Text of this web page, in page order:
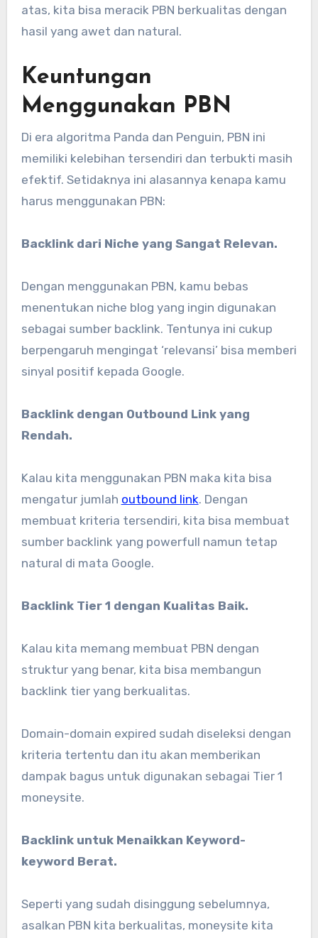
atas, kita bisa meracik PBN berkualitas dengan
hasil yang awet dan natural.
Keuntungan
Menggunakan PBN
Di era algoritma Panda dan Penguin, PBN ini
memiliki kelebihan tersendiri dan terbukti masih
efektif. Setidaknya ini alasannya kenapa kamu
harus menggunakan PBN:
Backlink dari Niche yang Sangat Relevan.
Dengan menggunakan PBN, kamu bebas
menentukan niche blog yang ingin digunakan
sebagai sumber backlink. Tentunya ini cukup
berpengaruh mengingat ‘relevansi’ bisa memberi
sinyal positif kepada Google.
Backlink dengan Outbound Link yang
Rendah.
Kalau kita menggunakan PBN maka kita bisa
mengatur jumlah outbound link. Dengan
membuat kriteria tersendiri, kita bisa membuat
sumber backlink yang powerfull namun tetap
natural di mata Google.
Backlink Tier 1 dengan Kualitas Baik.
Kalau kita memang membuat PBN dengan
struktur yang benar, kita bisa membangun
backlink tier yang berkualitas.
Domain-domain expired sudah diseleksi dengan
kriteria tertentu dan itu akan memberikan
dampak bagus untuk digunakan sebagai Tier 1
moneysite.
Backlink untuk Menaikkan Keyword-
keyword Berat.
Seperti yang sudah disinggung sebelumnya,
asalkan PBN kita berkualitas, moneysite kita